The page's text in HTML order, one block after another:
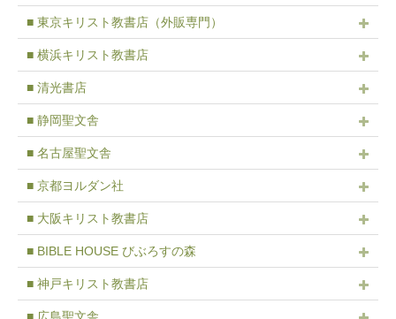
■ 東京キリスト教書店（外販専門）
■ 横浜キリスト教書店
■ 清光書店
■ 静岡聖文舎
■ 名古屋聖文舎
■ 京都ヨルダン社
■ 大阪キリスト教書店
■ BIBLE HOUSE びぶろすの森
■ 神戸キリスト教書店